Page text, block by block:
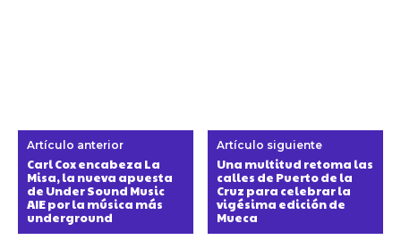
Artículo anterior
Carl Cox encabeza La
Misa, la nueva apuesta
de Under Sound Music
AIE por la música más
underground
Artículo siguiente
Una multitud retoma las
calles de Puerto de la
Cruz para celebrar la
vigésima edición de
Mueca